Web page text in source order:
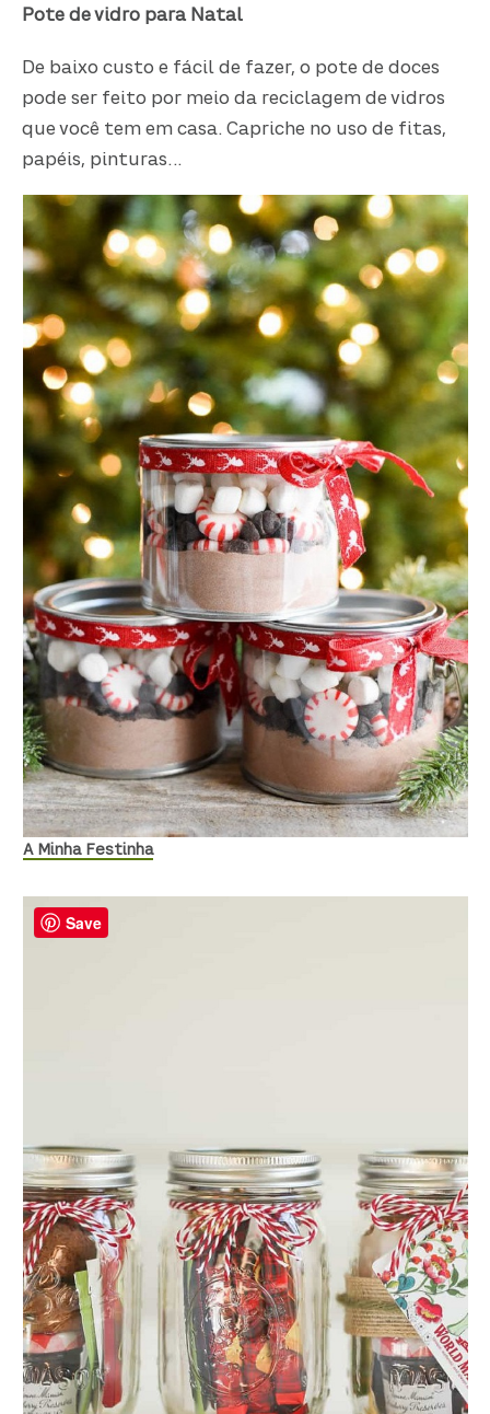
Pote de vidro para Natal
De baixo custo e fácil de fazer, o pote de doces
pode ser feito por meio da reciclagem de vidros
que você tem em casa. Capriche no uso de fitas,
papéis, pinturas…
A Minha Festinha
Save